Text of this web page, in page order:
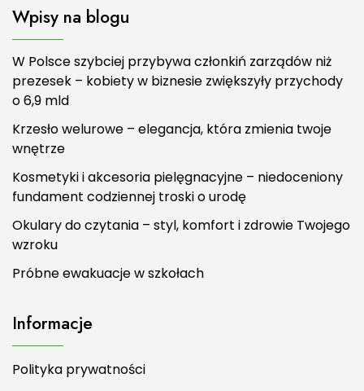
Wpisy na blogu
W Polsce szybciej przybywa członkiń zarządów niż
prezesek – kobiety w biznesie zwiększyły przychody
o 6,9 mld
Krzesło welurowe – elegancja, która zmienia twoje
wnętrze
Kosmetyki i akcesoria pielęgnacyjne – niedoceniony
fundament codziennej troski o urodę
Okulary do czytania – styl, komfort i zdrowie Twojego
wzroku
Próbne ewakuacje w szkołach
Informacje
Polityka prywatności